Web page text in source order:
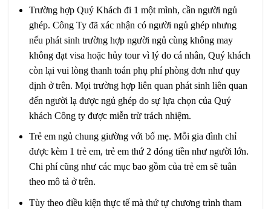
Trường hợp Quý Khách đi 1 một mình, cần người ngủ
ghép. Công Ty đã xác nhận có người ngủ ghép nhưng
nếu phát sinh trường hợp người ngủ cùng không may
không đạt visa hoặc hủy tour vì lý do cá nhân, Quý khách
còn lại vui lòng thanh toán phụ phí phòng đơn như quy
định ở trên. Mọi trường hợp liên quan phát sinh liên quan
đến người lạ được ngủ ghép do sự lựa chọn của Quý
khách Công ty được miễn trừ trách nhiệm.
Trẻ em ngủ chung giường với bố mẹ. Mỗi gia đình chỉ
được kèm 1 trẻ em, trẻ em thứ 2 đóng tiền như người lớn.
Chi phí cũng như các mục bao gồm của trẻ em sẽ tuân
theo mô tả ở trên.
Tùy theo điều kiện thực tế mà thứ tự chương trình tham